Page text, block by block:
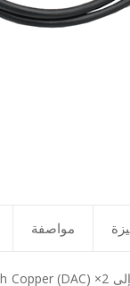
مواصفة